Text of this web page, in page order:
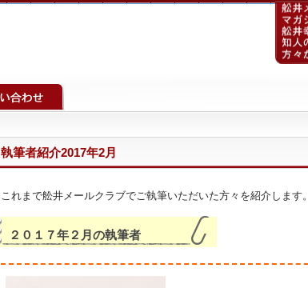
執筆者紹介2017年2月
これまで舩井メールクラブでご執筆いただいた方々を紹介します。
２０１７年２月の執筆者